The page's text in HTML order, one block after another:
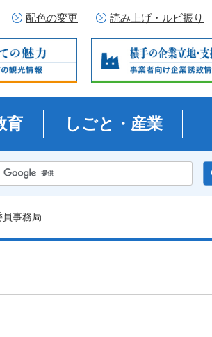
配色の変更 読み上げ・ルビ振り
育 しごと・産業
員事務局